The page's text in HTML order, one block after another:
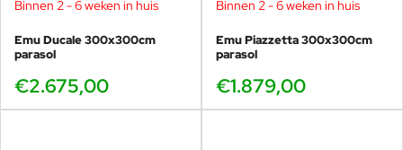
opties worden geselcteerd.
Let op: de
prijs is exclusief parasolvoet. Vergeet daarom niet om
in de opties ook de juiste voet te selecteren, zodat je parasol altijd
stevig staat. De diameter van de paal is 5cm, dit past vaak ook
Binnen 2 - 6 weken in huis
Emu Ducale 300x300cm
parasol
€2.675,00
Binnen 2 - 6 weken in huis
Emu Piazzetta 300x300cm
parasol
€1.879,00